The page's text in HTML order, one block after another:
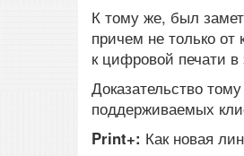
К тому же, был
причем не только
к цифровой печати в
Доказательство
поддерживаемых
Print+: Как новая